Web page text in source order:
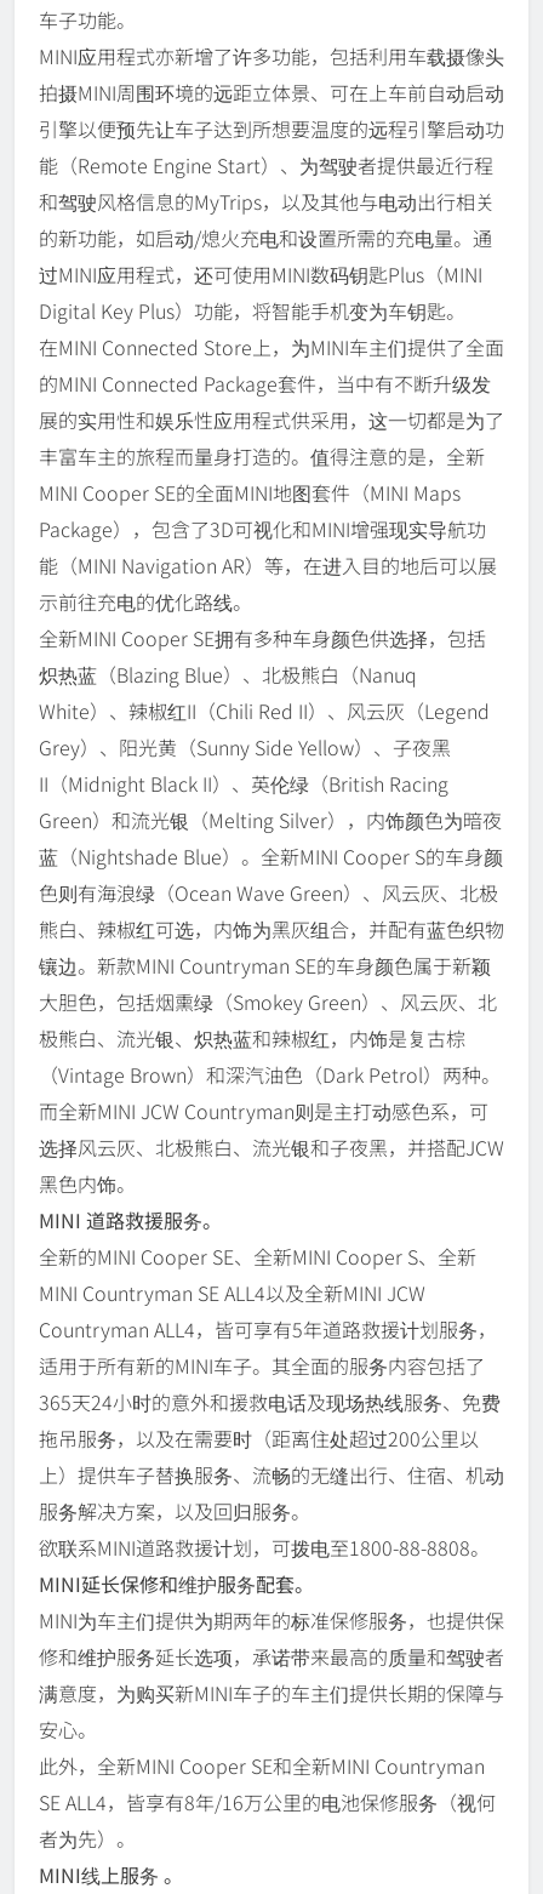
车子功能。
MINI应用程式亦新增了许多功能，包括利用车载摄像头
拍摄MINI周围环境的远距立体景、可在上车前自动启动
引擎以便预先让车子达到所想要温度的远程引擎启动功
能（Remote Engine Start）、为驾驶者提供最近行程
和驾驶风格信息的MyTrips，以及其他与电动出行相关
的新功能，如启动/熄火充电和设置所需的充电量。通
过MINI应用程式，还可使用MINI数码钥匙Plus（MINI
Digital Key Plus）功能，将智能手机变为车钥匙。
在MINI Connected Store上，为MINI车主们提供了全面
的MINI Connected Package套件，当中有不断升级发
展的实用性和娱乐性应用程式供采用，这一切都是为了
丰富车主的旅程而量身打造的。值得注意的是，全新
MINI Cooper SE的全面MINI地图套件（MINI Maps
Package），包含了3D可视化和MINI增强现实导航功
能（MINI Navigation AR）等，在进入目的地后可以展
示前往充电的优化路线。
全新MINI Cooper SE拥有多种车身颜色供选择，包括
炽热蓝（Blazing Blue）、北极熊白（Nanuq
White）、辣椒红II（Chili Red II）、风云灰（Legend
Grey）、阳光黄（Sunny Side Yellow）、子夜黑
II（Midnight Black II）、英伦绿（British Racing
Green）和流光银（Melting Silver），内饰颜色为暗夜
蓝（Nightshade Blue）。全新MINI Cooper S的车身颜
色则有海浪绿（Ocean Wave Green）、风云灰、北极
熊白、辣椒红可选，内饰为黑灰组合，并配有蓝色织物
镶边。新款MINI Countryman SE的车身颜色属于新颖
大胆色，包括烟熏绿（Smokey Green）、风云灰、北
极熊白、流光银、炽热蓝和辣椒红，内饰是复古棕
（Vintage Brown）和深汽油色（Dark Petrol）两种。
而全新MINI JCW Countryman则是主打动感色系，可
选择风云灰、北极熊白、流光银和子夜黑，并搭配JCW
黑色内饰。
MINI 道路救援服务。
全新的MINI Cooper SE、全新MINI Cooper S、全新
MINI Countryman SE ALL4以及全新MINI JCW
Countryman ALL4，皆可享有5年道路救援计划服务，
适用于所有新的MINI车子。其全面的服务内容包括了
365天24小时的意外和援救电话及现场热线服务、免费
拖吊服务，以及在需要时（距离住处超过200公里以
上）提供车子替换服务、流畅的无缝出行、住宿、机动
服务解决方案，以及回归服务。
欲联系MINI道路救援计划，可拨电至1800-88-8808。
MINI延长保修和维护服务配套。
MINI为车主们提供为期两年的标准保修服务，也提供保
修和维护服务延长选项，承诺带来最高的质量和驾驶者
满意度，为购买新MINI车子的车主们提供长期的保障与
安心。
此外，全新MINI Cooper SE和全新MINI Countryman
SE ALL4，皆享有8年/16万公里的电池保修服务（视何
者为先）。
MINI线上服务 。